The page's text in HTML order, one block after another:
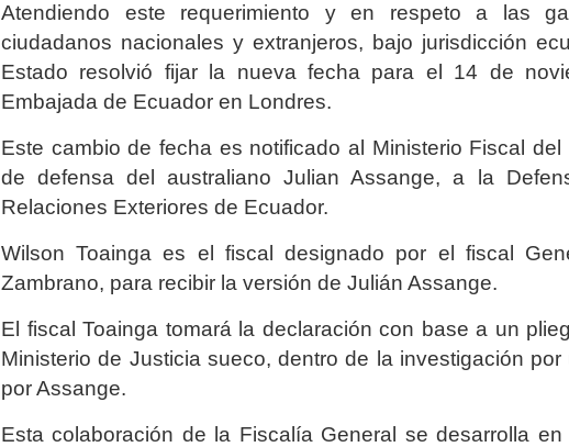
Atendiendo este requerimiento y en respeto a las
ciudadanos nacionales y extranjeros, bajo jurisdicción
Estado resolvió fijar la nueva fecha para el 14 de
Embajada de Ecuador en Londres.
Este cambio de fecha es notificado al Ministerio Fiscal
de defensa del australiano Julian Assange, a la
Relaciones Exteriores de Ecuador.
Wilson Toainga es el fiscal designado por el fiscal
Zambrano, para recibir la versión de Julián Assange.
El fiscal Toainga tomará la declaración con base a un
Ministerio de Justicia sueco, dentro de la investigación
por Assange.
Esta colaboración de la Fiscalía General se desarrolla